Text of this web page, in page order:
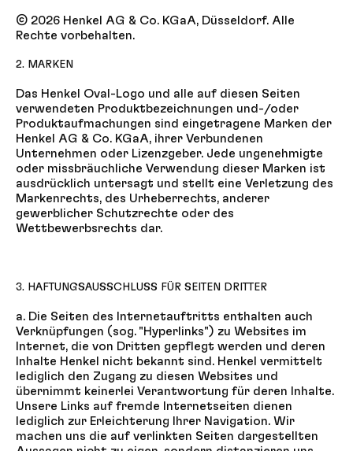
© 2026 Henkel AG & Co. KGaA, Düsseldorf. Alle
Rechte vorbehalten.
2. MARKEN
Das Henkel Oval-Logo und alle auf diesen Seiten
verwendeten Produktbezeichnungen und-/oder
Produktaufmachungen sind eingetragene Marken der
Henkel AG & Co. KGaA, ihrer Verbundenen
Unternehmen oder Lizenzgeber. Jede ungenehmigte
oder missbräuchliche Verwendung dieser Marken ist
ausdrücklich untersagt und stellt eine Verletzung des
Markenrechts, des Urheberrechts, anderer
gewerblicher Schutzrechte oder des
Wettbewerbsrechts dar.
3. HAFTUNGSAUSSCHLUSS FÜR SEITEN DRITTER
a. Die Seiten des Internetauftritts enthalten auch
Verknüpfungen (sog. "Hyperlinks") zu Websites im
Internet, die von Dritten gepflegt werden und deren
Inhalte Henkel nicht bekannt sind. Henkel vermittelt
lediglich den Zugang zu diesen Websites und
übernimmt keinerlei Verantwortung für deren Inhalte.
Unsere Links auf fremde Internetseiten dienen
lediglich zur Erleichterung Ihrer Navigation. Wir
machen uns die auf verlinkten Seiten dargestellten